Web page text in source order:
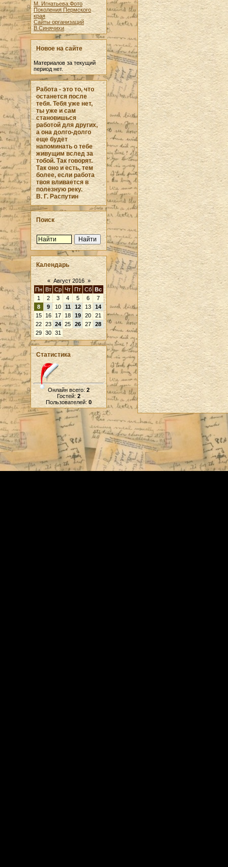
М. Игнатьева.Фото
Поколения Пермского
края
Сайты организаций
В.Синячихи
Новое на сайте
Материалов за текущий
период нет.
Работа - это то, что
останется после
тебя. Тебя уже нет,
ты уже и сам
становишься
работой для других,
а она долго-долго
еще будет
напоминать о тебе
живущим вслед за
тобой. Так говорят.
Так оно и есть, тем
более, если работа
твоя вливается в
полезную реку.
В. Г. Распутин
Поиск
Календарь
« Август 2016 »
Пн
Вт Ср Чт Пт Сб
Вс
1
2 3 4 5 6
7
8
9 10 11 12 13
14
15
16 17 18 19 20
21
22 23 24 25 26 27
28
29 30 31
Статистика
Онлайн всего:2
Гостей: 2
Пользователей:0